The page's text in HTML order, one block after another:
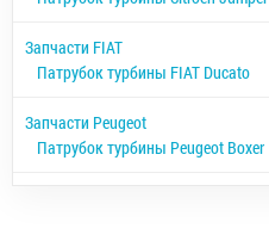
Запчасти FIAT
Патрубок турбины FIAT Ducato
Запчасти Peugeot
Патрубок турбины Peugeot Boxer